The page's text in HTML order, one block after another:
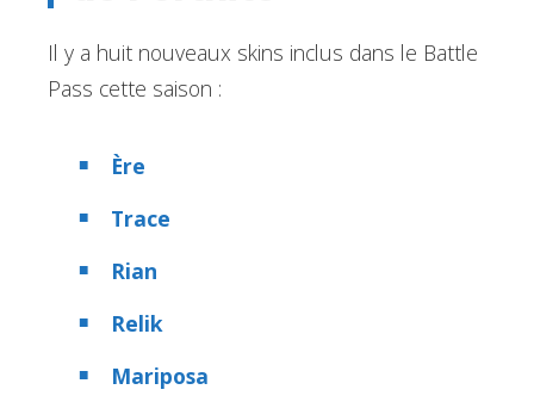
Il y a huit nouveaux skins inclus dans le Battle
Pass cette saison :
Ère
Trace
Rian
Relik
Mariposa